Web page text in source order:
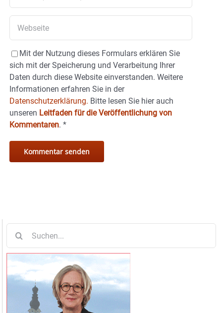
Mit der Nutzung dieses Formulars erklären Sie
sich mit der Speicherung und Verarbeitung Ihrer
Daten durch diese Website einverstanden. Weitere
Informationen erfahren Sie in der
Datenschutzerklärung. Bitte lesen Sie hier auch
unseren Leitfaden für die Veröffentlichung von
Kommentaren. *
nach: